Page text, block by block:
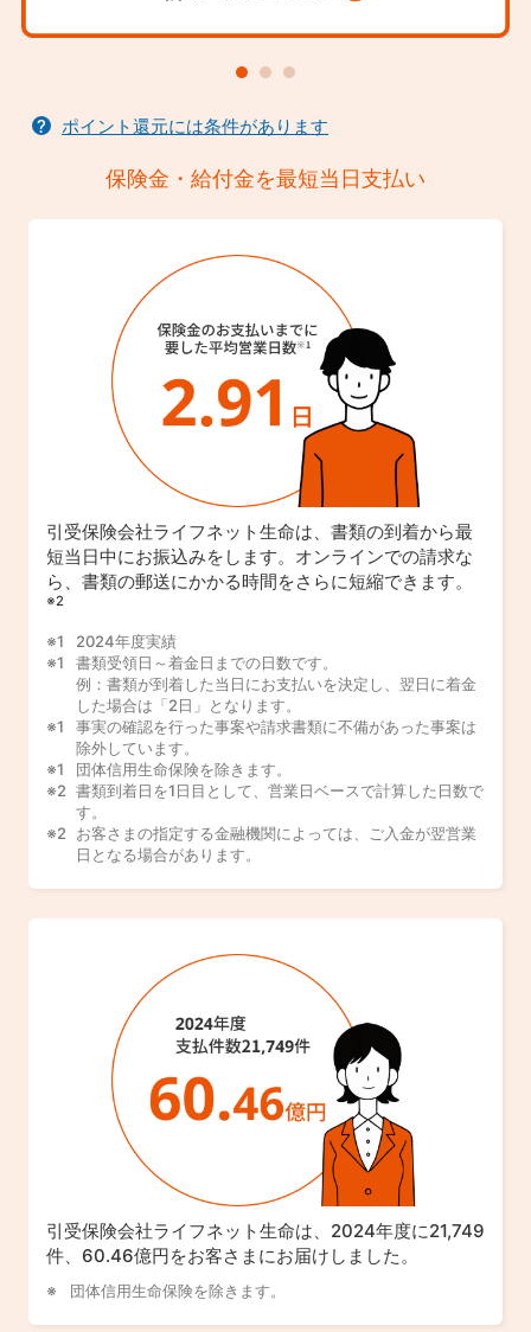
ポイント還元には条件があります
保険金・給付金を最短当日支払い
引受保険会社ライフネット生命は、書類の到着から最
短当日中にお振込みをします。オンラインでの請求な
ら、書類の郵送にかかる時間をさらに短縮できます。
※2
2024年度実績
書類受領日～着金日までの日数です。
例：書類が到着した当日にお支払いを決定し、翌日に着金
した場合は「2日」となります。
事実の確認を行った事案や請求書類に不備があった事案は
除外しています。
団体信用生命保険を除きます。
書類到着日を1日目として、営業日ベースで計算した日数で
す。
お客さまの指定する金融機関によっては、ご入金が翌営業
日となる場合があります。
引受保険会社ライフネット生命は、2024年度に21,749
件、60.46億円をお客さまにお届けしました。
団体信用生命保険を除きます。